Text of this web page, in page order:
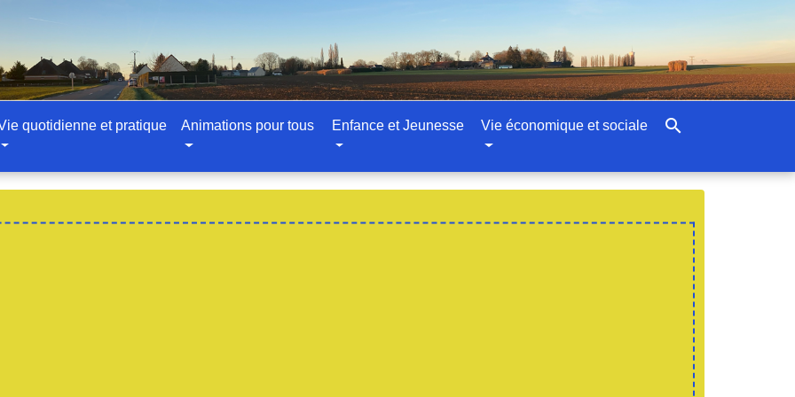
quotidienne et pratique Animations pour tous Enfance et Jeunesse Vie économique et sociale search